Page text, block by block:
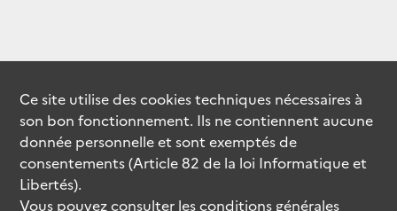
Ce site utilise descookiestechniques nécessaires à
son bon fonctionnement. Ils ne contiennent aucune
donnée personnelle et sont exemptés de
consentements (Article 82 de la loi Informatique et
Libertés).
Vous pouvez consulter les conditions générales